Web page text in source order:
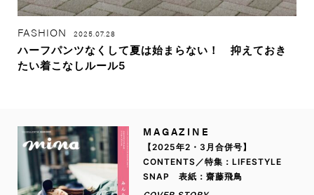
FASHION 2025.07.28
ハーフパンツなくして夏は始まらない！ 抑えておき
たい着こなしルール5
MAGAZINE
【2025年2・3月合併号】
CONTENTS／特集：LIFESTYLE
SNAP 表紙：齋藤飛鳥